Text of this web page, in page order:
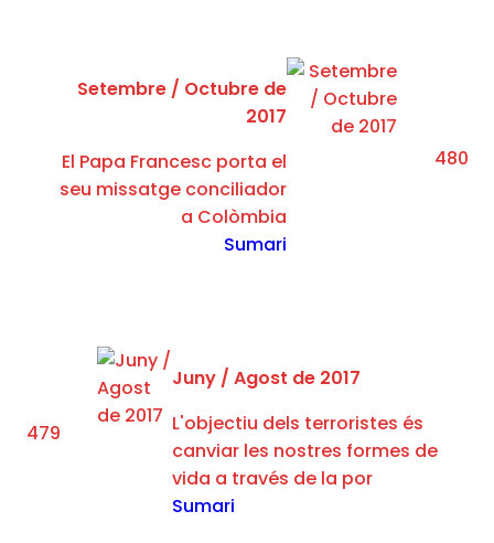
480
Setembre / ​Octubre de
2017
El Papa Francesc porta el
seu missatge conciliador
a Colòmbia
Sumari
479
Juny / Agost de 2017
L'objectiu dels terroristes és
canviar les nostres formes de
vida a través de la por
Sumari